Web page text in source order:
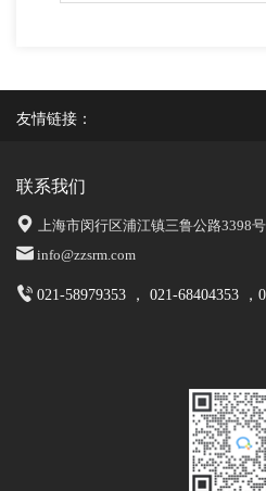
友情链接：
联系我们
上海市闵行区浦江镇三鲁公路3398
info@zzsrm.com
021-58979353 ， 021-68404353 ，